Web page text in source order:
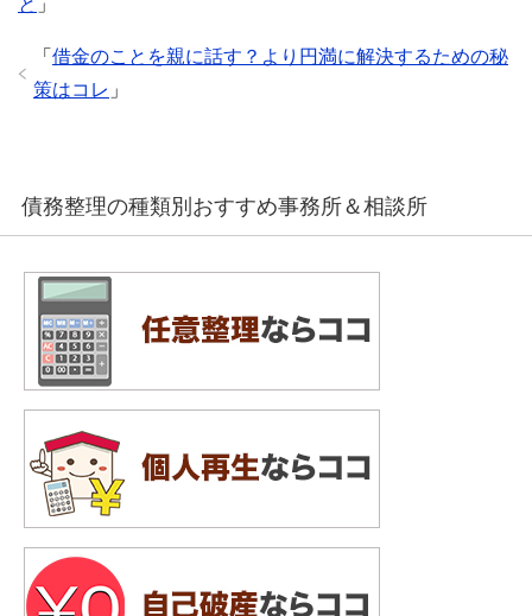
「 借金のことを親に話す？より円満に解決するための秘
策はコレ 」
債務整理の種類別おすすめ事務所＆相談所